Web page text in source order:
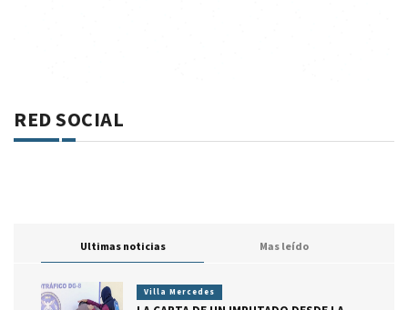
RED SOCIAL
Ultimas noticias Mas leído
Villa Mercedes